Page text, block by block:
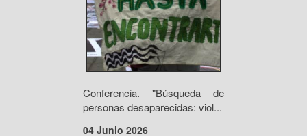
Conferencia. "Búsqueda de
personas desaparecidas: viol...
04 Junio 2026